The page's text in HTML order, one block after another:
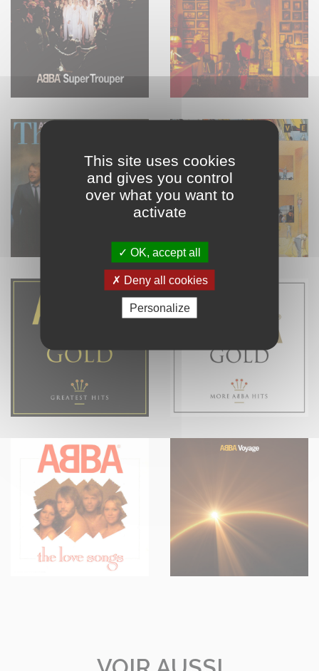
This site uses cookies
and gives you control
over what you want to
activate
OK, accept all
Deny all cookies
Personalize